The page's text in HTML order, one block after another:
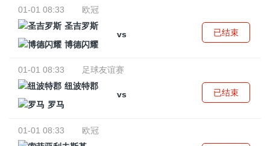
01-01 08:33
欧冠
圣吉罗斯
vs
博德闪耀
已结束
01-01 08:33
足球友谊赛
纽波特郡
vs
罗马
已结束
01-01 08:33
欧冠